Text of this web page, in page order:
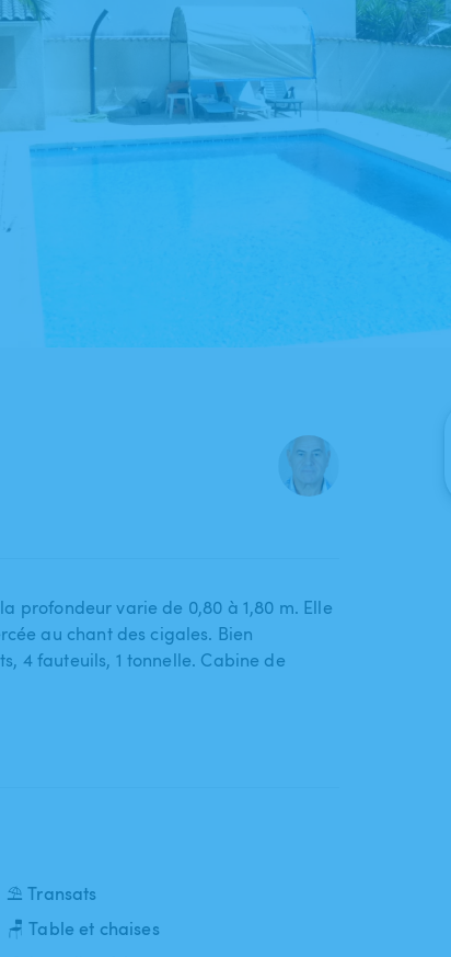
profondeur varie de 0​,​80 à 1​,​80 m. Elle
au chant des cigales. Bien
4 fauteuils​,​ 1 tonnelle. Cabine de
⛱️ Transats
🪑 Table et chaises